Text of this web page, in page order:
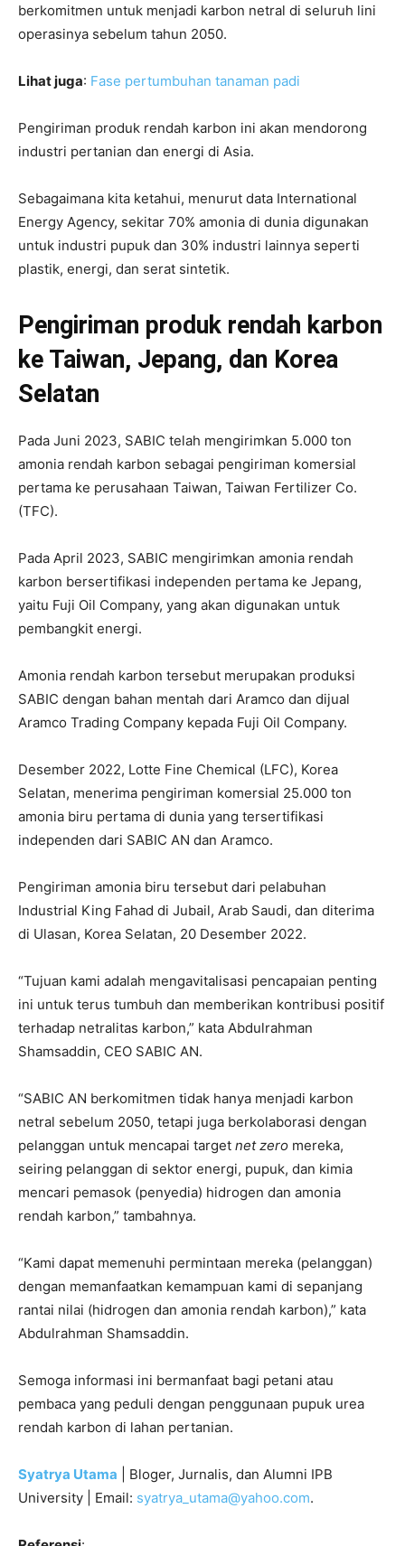
berkomitmen untuk menjadi karbon netral di seluruh lini
operasinya sebelum tahun 2050.
Lihat juga: Fase pertumbuhan tanaman padi
Pengiriman produk rendah karbon ini akan mendorong
industri pertanian dan energi di Asia.
Sebagaimana kita ketahui, menurut data International
Energy Agency, sekitar 70% amonia di dunia digunakan
untuk industri pupuk dan 30% industri lainnya seperti
plastik, energi, dan serat sintetik.
Pengiriman produk rendah karbon
ke Taiwan, Jepang, dan Korea
Selatan
Pada Juni 2023, SABIC telah mengirimkan 5.000 ton
amonia rendah karbon sebagai pengiriman komersial
pertama ke perusahaan Taiwan, Taiwan Fertilizer Co.
(TFC).
Pada April 2023, SABIC mengirimkan amonia rendah
karbon bersertifikasi independen pertama ke Jepang,
yaitu Fuji Oil Company, yang akan digunakan untuk
pembangkit energi.
Amonia rendah karbon tersebut merupakan produksi
SABIC dengan bahan mentah dari Aramco dan dijual
Aramco Trading Company kepada Fuji Oil Company.
Desember 2022, Lotte Fine Chemical (LFC), Korea
Selatan, menerima pengiriman komersial 25.000 ton
amonia biru pertama di dunia yang tersertifikasi
independen dari SABIC AN dan Aramco.
Pengiriman amonia biru tersebut dari pelabuhan
Industrial King Fahad di Jubail, Arab Saudi, dan diterima
di Ulasan, Korea Selatan, 20 Desember 2022.
“Tujuan kami adalah mengavitalisasi pencapaian penting
ini untuk terus tumbuh dan memberikan kontribusi positif
terhadap netralitas karbon,” kata Abdulrahman
Shamsaddin, CEO SABIC AN.
“SABIC AN berkomitmen tidak hanya menjadi karbon
netral sebelum 2050, tetapi juga berkolaborasi dengan
pelanggan untuk mencapai target net zero mereka,
seiring pelanggan di sektor energi, pupuk, dan kimia
mencari pemasok (penyedia) hidrogen dan amonia
rendah karbon,” tambahnya.
“Kami dapat memenuhi permintaan mereka (pelanggan)
dengan memanfaatkan kemampuan kami di sepanjang
rantai nilai (hidrogen dan amonia rendah karbon),” kata
Abdulrahman Shamsaddin.
Semoga informasi ini bermanfaat bagi petani atau
pembaca yang peduli dengan penggunaan pupuk urea
rendah karbon di lahan pertanian.
Syatrya Utama | Bloger, Jurnalis, dan Alumni IPB
University | Email: syatrya_utama@yahoo.com.